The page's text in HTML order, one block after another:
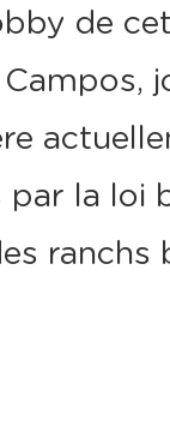
de
la loi